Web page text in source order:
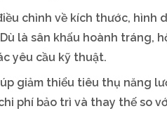
chỉnh về kích thước, hình
là sân khấu hoành tráng,
yêu cầu kỹ thuật.
giảm thiểu tiêu thụ năng
phí bảo trì và thay thế so